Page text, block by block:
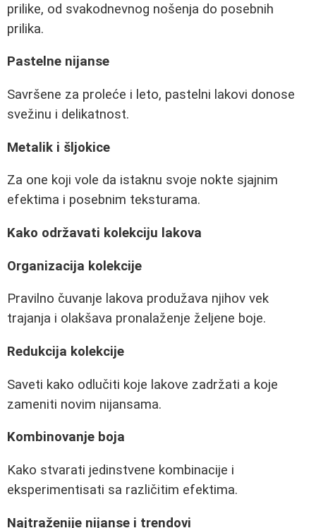
prilike, od svakodnevnog nošenja do posebnih
prilika.
Pastelne nijanse
Savršene za proleće i leto, pastelni lakovi donose
svežinu i delikatnost.
Metalik i šljokice
Za one koji vole da istaknu svoje nokte sjajnim
efektima i posebnim teksturama.
Kako održavati kolekciju lakova
Organizacija kolekcije
Pravilno čuvanje lakova produžava njihov vek
trajanja i olakšava pronalaženje željene boje.
Redukcija kolekcije
Saveti kako odlučiti koje lakove zadržati a koje
zameniti novim nijansama.
Kombinovanje boja
Kako stvarati jedinstvene kombinacije i
eksperimentisati sa različitim efektima.
Najtraženije nijanse i trendovi